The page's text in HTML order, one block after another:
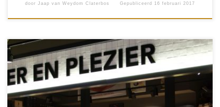
door Jaap van Weydom Claterbos Gepubliceerd 16 februari 2017
Het mag dan geen bourgondische stad zijn, maar met ruim
200.000 inwoners neemt Almere wel de zevende plek in van de